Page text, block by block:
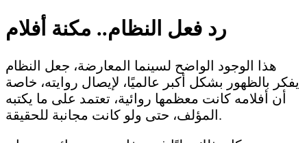
رد فعل النظام.. مكنة أفلام
هذا الوجود الواضح لسينما المعارضة، جعل النظام
يفكر بالظهور بشكل أكبر عالميًا، لإيصال روايته، خاصة
أن أفلامه كانت معظمها روائية، تعتمد على ما يكتبه
المؤلف، حتى ولو كانت مجانبة للحقيقة.